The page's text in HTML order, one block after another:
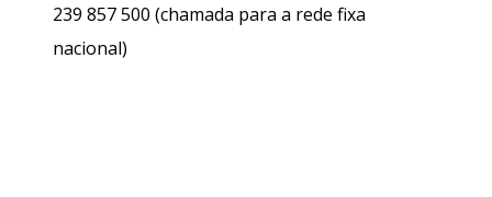
239 857 500 (chamada para a rede fixa
nacional)